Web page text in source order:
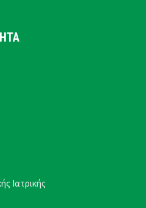
Ιατρικής